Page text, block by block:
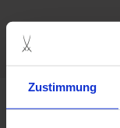
Zustimmung
more